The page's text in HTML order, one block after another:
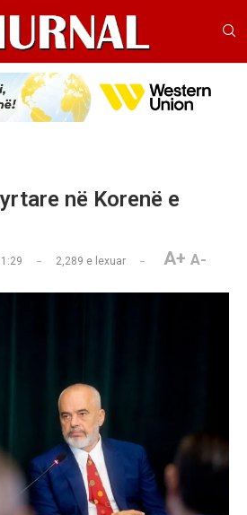
në Korenë e
2,289 e lexuar A+ A-